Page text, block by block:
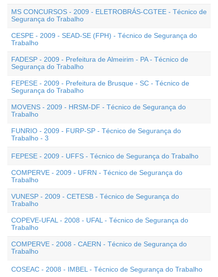
MS CONCURSOS - 2009 - ELETROBRÁS-CGTEE - Técnico de
Segurança do Trabalho
CESPE - 2009 - SEAD-SE (FPH) - Técnico de Segurança do
Trabalho
FADESP - 2009 - Prefeitura de Almeirim - PA - Técnico de
Segurança do Trabalho
FEPESE - 2009 - Prefeitura de Brusque - SC - Técnico de
Segurança do Trabalho
MOVENS - 2009 - HRSM-DF - Técnico de Segurança do
Trabalho
FUNRIO - 2009 - FURP-SP - Técnico de Segurança do
Trabalho - 3
FEPESE - 2009 - UFFS - Técnico de Segurança do Trabalho
COMPERVE - 2009 - UFRN - Técnico de Segurança do
Trabalho
VUNESP - 2009 - CETESB - Técnico de Segurança do
Trabalho
COPEVE-UFAL - 2008 - UFAL - Técnico de Segurança do
Trabalho
COMPERVE - 2008 - CAERN - Técnico de Segurança do
Trabalho
COSEAC - 2008 - IMBEL - Técnico de Segurança do Trabalho